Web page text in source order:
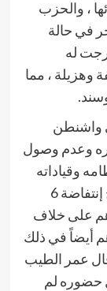
، والحزب
في حالة
له
وهزيلة ، مما
واشنطن
وعدم وصول
وقياداته
وترتيبات إلهية أخرى الدور الكبير في نجاح إنتفاضة 6
وهم على خلاف
أيضاً في ذلك
قال عمر الطيب
حضوره لم